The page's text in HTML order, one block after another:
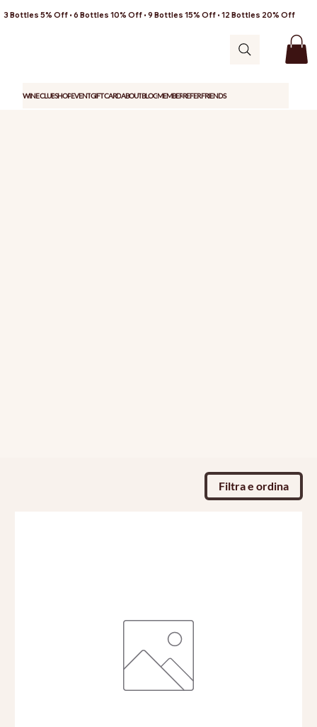
3 Bottles 5% Off • 6 Bottles 10% Off • 9 Bottles 15% Off • 12 Bottles 20% Off
WINE CLUBSHOPEVENTGIFT CARDABOUTBLOGMEMBERREFER FRIENDS
Filtra e ordina